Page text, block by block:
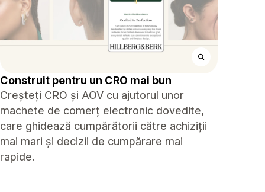
Construit pentru un CRO mai bun
Creșteți CRO și AOV cu ajutorul unor
machete de comerț electronic dovedite,
care ghidează cumpărătorii către achiziții
mai mari și decizii de cumpărare mai
rapide.